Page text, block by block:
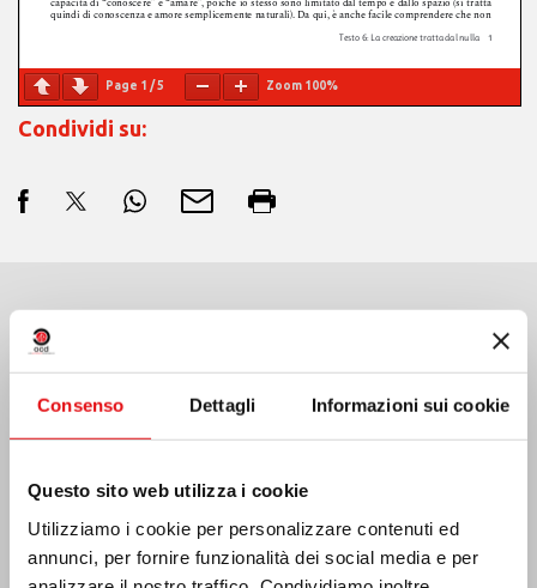
Consenso Dettagli Informazioni sui cookie
Questo sito web utilizza i cookie
Utilizziamo i cookie per personalizzare contenuti ed
annunci, per fornire funzionalità dei social media e per
Page 1 /5 Zoom 100%
Condividi su:
Ultime Notizie: